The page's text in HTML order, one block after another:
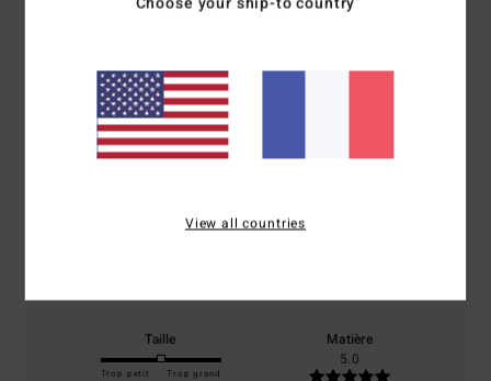
5.0
Taille
Trop petit Trop grand
Matière
5.0
View all countries